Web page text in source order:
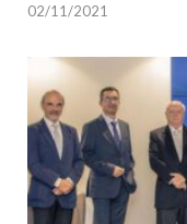
02/11/2021